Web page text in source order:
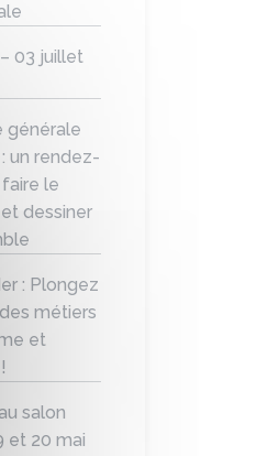
03 juillet
générale
un rendez-
le
dessiner
: Plongez
des métiers
et
salon
et 20 mai